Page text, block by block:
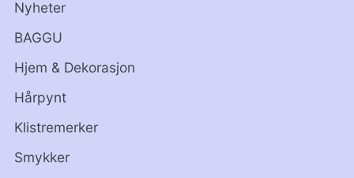
Nyheter
BAGGU
Hjem & Dekorasjon
Hårpynt
Klistremerker
Smykker